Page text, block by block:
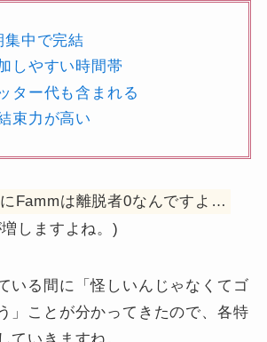
集中で完結
しやすい時間帯
ター代も含まれる
束力が高い
Fammは離脱者0なんですよ…
しますよね。)
いる間に「怪しいんじゃなくてゴ
」ことが分かってきたので、各特
ていきますね。